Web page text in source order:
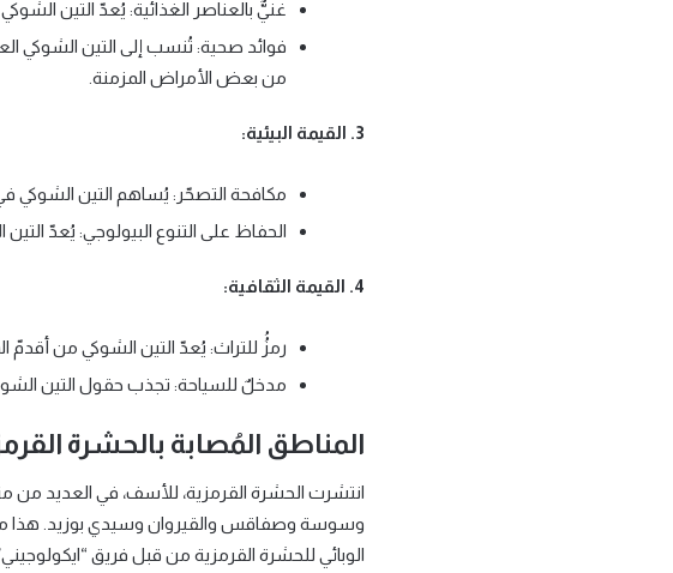
غنيٌّ بالعناصر الغذائية: يُعدّ التين
فوائد صحية: تُنسب إلى التين الشوكي
من بعض الأمراض المزمنة.
3. القيمة البيئية:
مكافحة التصحّر: يُساهم التين الشوكي
الحفاظ على التنوع البيولوجي: يُعدّ
4. القيمة الثقافية:
رمزُُ للتراث: يُعدّ التين الشوكي من أقدمّ
مدخلٌ للسياحة: تجذب حقول التين
المناطق المُصابة بالحشرة
انتشرت الحشرة القرمزية، للأسف، في العديد من
وسوسة وصفاقس والقيروان وسيدي بوزيد. هذا ما